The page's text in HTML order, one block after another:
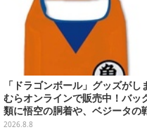
「ドラゴンボール」グッズがし
むらオンラインで販売中！バッ
類に悟空の胴着や、ベジータの
闘服を大胆デザイン
2026.8.8